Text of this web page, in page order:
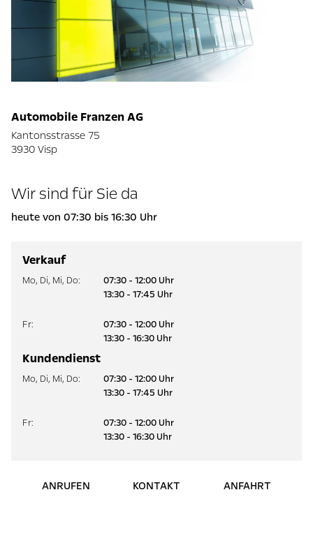
Automobile Franzen AG
Kantonsstrasse 75
3930 Visp
Wir sind für Sie da
heute von 07:30 bis 16:30 Uhr
Verkauf
Mo, Di, Mi, Do:
07:30 - 12:00 Uhr
13:30 - 17:45 Uhr
Fr:
07:30 - 12:00 Uhr
13:30 - 16:30 Uhr
Kundendienst
Mo, Di, Mi, Do:
07:30 - 12:00 Uhr
13:30 - 17:45 Uhr
Fr:
07:30 - 12:00 Uhr
13:30 - 16:30 Uhr
ANRUFEN KONTAKT ANFAHRT